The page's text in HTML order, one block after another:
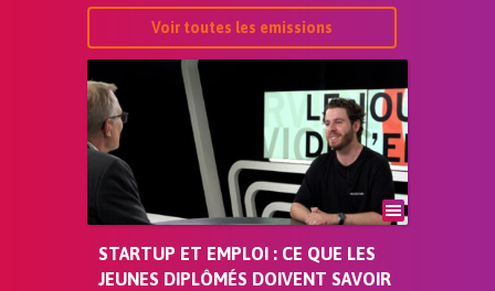
Voir toutes les emissions
STARTUP ET EMPLOI : CE QUE LES
JEUNES DIPLÔMÉS DOIVENT SAVOIR